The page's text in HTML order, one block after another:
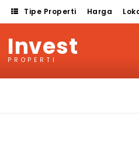
Tipe Properti Harga
Invest
PROPERTI